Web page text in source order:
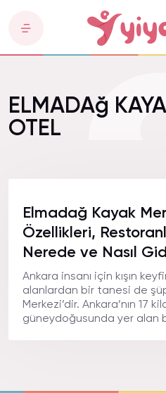
ELMADAğ
OTEL
Elmadağ Kayak
Özellikleri,
Nerede ve Nasıl
Ankara insanı için kışın
alanlardan bir tanesi de
Merkezi’dir. Ankara’nın 17
güneydoğusunda yer alan